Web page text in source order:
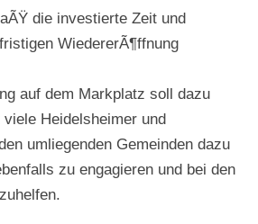
die investierte Zeit und
WiedererÃ¶ffnung
auf dem Markplatz soll dazu
Heidelsheimer und
umliegenden Gemeinden dazu
zu engagieren und bei den